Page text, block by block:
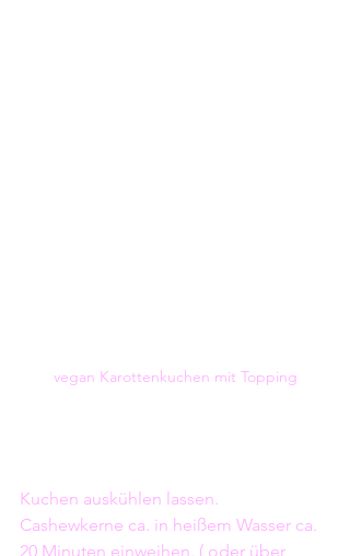
vegan Karottenkuchen mit Topping
Kuchen auskühlen lassen.
Cashewkerne ca. in heißem Wasser ca.
20 Minuten einweihen. ( oder über